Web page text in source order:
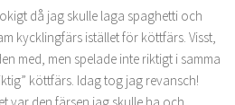
då jag skulle laga spaghetti och
kycklingfärs istället för köttfärs. Visst,
med, men spelade inte riktigt i samma
köttfärs. Idag tog jag revansch!